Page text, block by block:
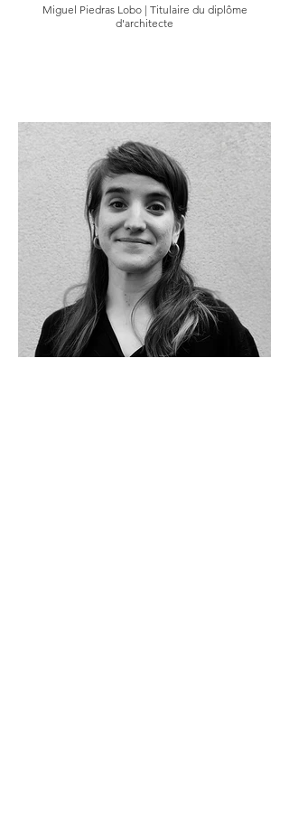
Miguel Piedras Lobo | Titulaire du diplôme
d'architecte